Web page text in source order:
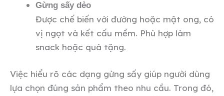
Gừng sấy dẻo
Được chế biến với đường hoặc mật ong, có
vị ngọt và kết cấu mềm. Phù hợp làm
snack hoặc quà tặng.
Việc hiểu rõ các dạng gừng sấy giúp người dùng
lựa chọn đúng sản phẩm theo nhu cầu. Trong đó,